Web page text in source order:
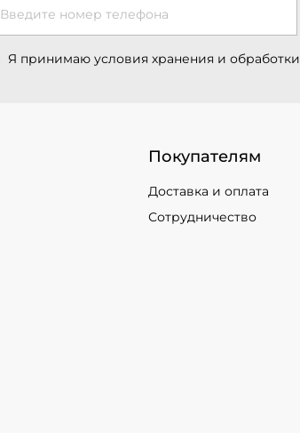
Введите номер телефона
Я принимаю условия хранения и обработки
Покупателям
Доставка и оплата
Сотрудничество